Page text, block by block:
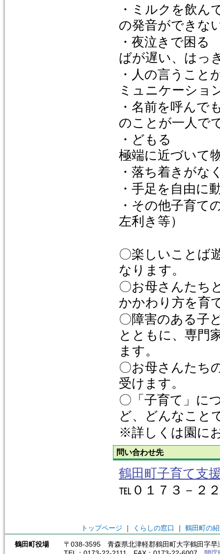
・ミルク
の発音ができな
・夜
ばが遅い、はっ
・人の言う
ミュニケーショ
・名前を呼
のことが一人で
・
極端に近づいて
・落ち着きがな
・手足を自由に
・その他子育て
左利き等）
〇楽しいことば
なります。
〇お母さんたち
かかわり方を育
〇障害のある子
とともに、専門
ます。
〇お母さんたち
受けます。
〇「子育て」に
ど、どんなこと
※詳しくは園に
問い合わせ先
鶴田町子育て支
℡０１７３－２
トップページ ｜ くらしの窓口 ｜ 鶴田町の
鶴田町役場
〒038-3595 青森県北津軽郡鶴田町大字鶴田字早